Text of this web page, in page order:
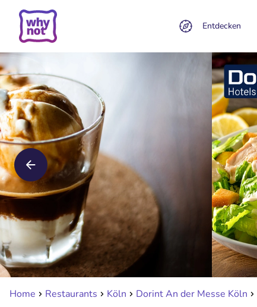
Entdecken
Home Restaurants Köln Dorint An der Messe Köln